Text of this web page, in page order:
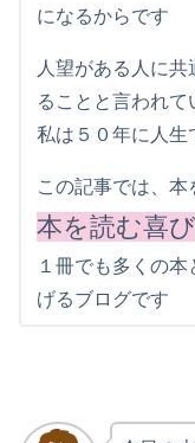
になるからです
人望がある人に
ることと言われて
私は５０年に人生
この記事では、
本を読む喜び
１冊でも多くの
げるブログです